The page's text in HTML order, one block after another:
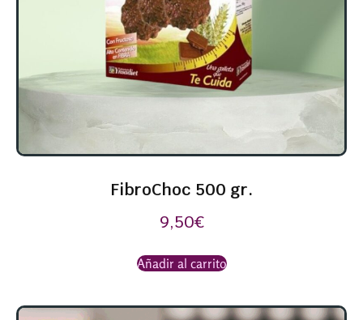
FibroChoc 500 gr.
9,50€
Añadir al carrito